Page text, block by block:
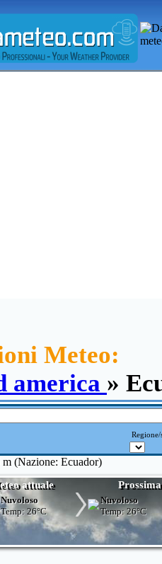
Meteo:
america »
(Nazione: Ecuador)
attuale
Nuvoloso
Temp:26°C
Nuvoloso
Temp:26°C